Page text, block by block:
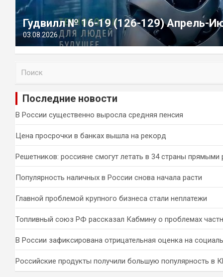
Гудвилл № 16-19 (126-129) Апрель-
03.08.2026
Последние новости
В России существенно выросла средняя пенсия
Цена просрочки в банках вышла на рекорд
Решетников: россияне смогут летать в 34 страны прямыми
Популярность наличных в России снова начала расти
Главной проблемой крупного бизнеса стали неплатежи
Топливный союз РФ рассказал Кабмину о проблемах
В России зафиксирована отрицательная оценка на
Российские продукты получили большую популярность в